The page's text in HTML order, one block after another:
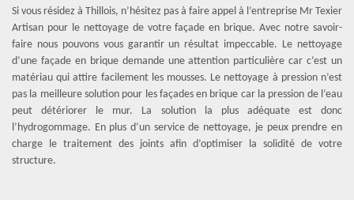
Si vous résidez à Thillois, n’hésitez pas à faire appel à l’entreprise Mr Texier
Artisan pour le nettoyage de votre façade en brique. Avec notre savoir-
faire nous pouvons vous garantir un résultat impeccable. Le nettoyage
d’une façade en brique demande une attention particulière car c’est un
matériau qui attire facilement les mousses. Le nettoyage à pression n’est
pas la meilleure solution pour les façades en brique car la pression de l‘eau
peut détériorer le mur. La solution la plus adéquate est donc
l’hydrogommage. En plus d’un service de nettoyage, je peux prendre en
charge le traitement des joints afin d’optimiser la solidité de votre
structure.